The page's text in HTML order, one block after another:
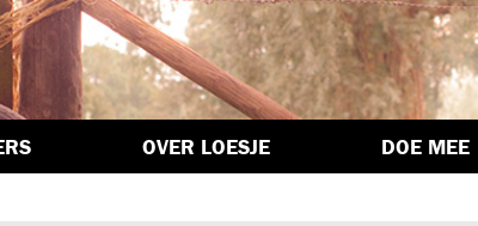
OVER LOESJE DOE MEE